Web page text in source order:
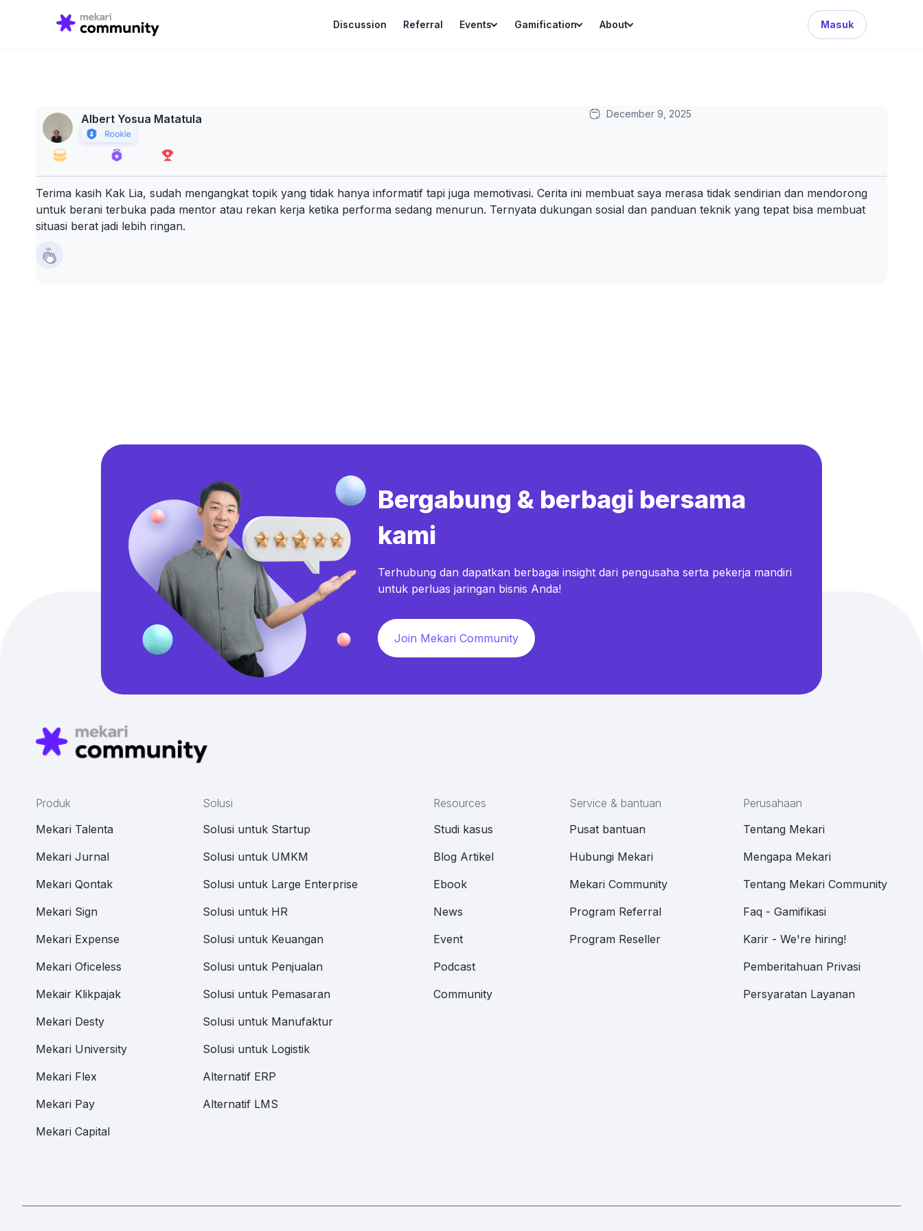
Discussion Referral Events Gamification About Masuk
for:
Search Button
Albert Yosua Matatula December 9, 2025
Terima kasih Kak Lia, sudah mengangkat topik yang tidak hanya informatif tapi juga memotivasi. Cerita ini membuat saya merasa tidak sendirian dan mendorong
untuk berani terbuka pada mentor atau rekan kerja ketika performa sedang menurun. Ternyata dukungan sosial dan panduan teknik yang tepat bisa membuat
situasi berat jadi lebih ringan.
Bergabung & berbagi bersama
kami
Terhubung dan dapatkan berbagai insight dari pengusaha serta pekerja mandiri
untuk perluas jaringan bisnis Anda!
Join Mekari Community
Produk
Mekari Talenta
Mekari Jurnal
Mekari Qontak
Mekari Sign
Mekari Expense
Mekari Oficeless
Mekair Klikpajak
Mekari Desty
Mekari University
Mekari Flex
Mekari Pay
Mekari Capital
Solusi
Solusi untuk Startup
Solusi untuk UMKM
Solusi untuk Large Enterprise
Solusi untuk HR
Solusi untuk Keuangan
Solusi untuk Penjualan
Solusi untuk Pemasaran
Solusi untuk Manufaktur
Solusi untuk Logistik
Alternatif ERP
Alternatif LMS
Resources
Studi kasus
Blog Artikel
Ebook
News
Event
Podcast
Community
Service & bantuan
Pusat bantuan
Hubungi Mekari
Mekari Community
Program Referral
Program Reseller
Perusahaan
Tentang Mekari
Mengapa Mekari
Tentang Mekari Community
Faq - Gamifikasi
Karir - We're hiring!
Pemberitahuan Privasi
Persyaratan Layanan